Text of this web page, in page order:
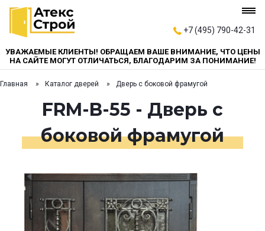
+7 (495) 790-42-31
УВАЖАЕМЫЕ КЛИЕНТЫ! ОБРАЩАЕМ ВАШЕ ВНИМАНИЕ, ЧТО ЦЕНЫ
НА САЙТЕ МОГУТ ОТЛИЧАТЬСЯ, БЛАГОДАРИМ ЗА ПОНИМАНИЕ!
Главная Каталог дверей Дверь с боковой фрамугой
FRM-B-55 - Дверь с
боковой фрамугой